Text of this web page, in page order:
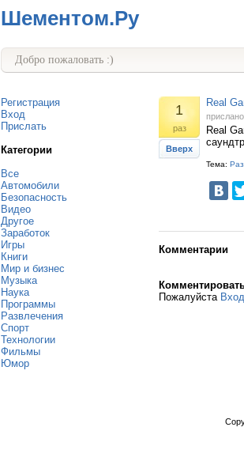
Шементом.Ру
Добро пожаловать :)
Регистрация
Вход
Прислать
Категории
Все
Автомобили
Безопасность
Видео
Другое
Заработок
Игры
Книги
Мир и бизнес
Музыка
Наука
Программы
Развлечения
Спорт
Технологии
Фильмы
Юмор
1
раз
Вверх
Real
Real
Тема:
Комментарии
Пожалуйста Вход